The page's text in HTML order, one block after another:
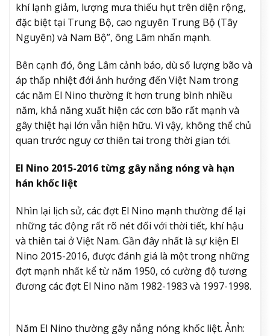
khí lạnh giảm, lượng mưa thiếu hụt trên diện rộng,
đặc biệt tại Trung Bộ, cao nguyên Trung Bộ (Tây
Nguyên) và Nam Bộ”, ông Lâm nhấn mạnh.
Bên cạnh đó, ông Lâm cảnh báo, dù số lượng bão và
áp thấp nhiệt đới ảnh hưởng đến Việt Nam trong
các năm El Nino thường ít hơn trung bình nhiều
năm, khả năng xuất hiện các cơn bão rất mạnh và
gây thiệt hại lớn vẫn hiện hữu. Vì vậy, không thể chủ
quan trước nguy cơ thiên tai trong thời gian tới.
El Nino 2015-2016 từng gây nắng nóng và hạn
hán khốc liệt
Nhìn lại lịch sử, các đợt El Nino mạnh thường để lại
những tác động rất rõ nét đối với thời tiết, khí hậu
và thiên tai ở Việt Nam. Gần đây nhất là sự kiện El
Nino 2015-2016, được đánh giá là một trong những
đợt mạnh nhất kể từ năm 1950, có cường độ tương
đương các đợt El Nino năm 1982-1983 và 1997-1998.
Năm El Nino thường gây nắng nóng khốc liệt. Ảnh: